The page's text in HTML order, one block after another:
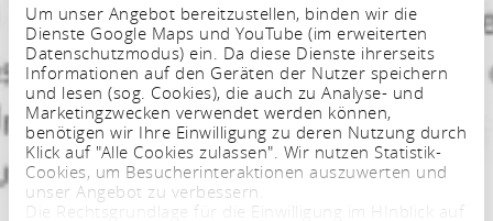
Um unser Angebot bereitzustellen, binden wir die
Dienste Google Maps und YouTube (im erweiterten
Datenschutzmodus) ein. Da diese Dienste ihrerseits
Informationen auf den Geräten der Nutzer speichern
und lesen (sog. Cookies), die auch zu Analyse- und
Marketingzwecken verwendet werden können,
benötigen wir Ihre Einwilligung zu deren Nutzung durch
Klick auf "Alle Cookies zulassen". Wir nutzen Statistik-
Cookies, um Besucherinteraktionen auszuwerten und
unser Angebot zu verbessern.
Die Rechtsgrundlage für die Einwilligung im HInblick auf